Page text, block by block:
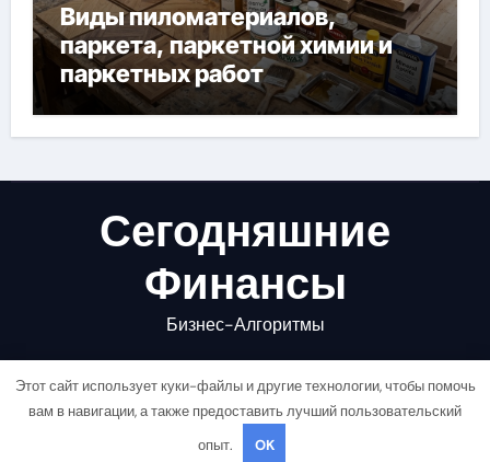
Виды пиломатериалов,
паркета, паркетной химии и
паркетных работ
Сегодняшние
Финансы
Бизнес-Алгоритмы
Copyright © All rights reserved |
Этот сайт использует куки-файлы и другие технологии, чтобы помочь
вам в навигации, а также предоставить лучший пользовательский
опыт.
OK